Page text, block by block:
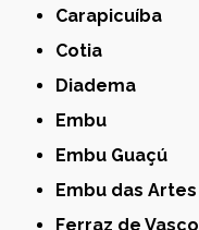
Carapicuíba
Cotia
Diadema
Embu
Embu Guaçú
Embu das Artes
Ferraz de